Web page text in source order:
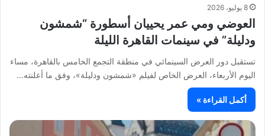
8 يوليو، 2026
العوضي ومي عمر يحييان أسطورة “شمشون
ودليلة” في سينمات القاهرة الليلة
تستقبل دور العرض السينمائي في منطقة التجمع الخامس بالقاهرة، مساء
اليوم الأربعاء، العرض الخاص لفيلم «شمشون ودليلة»، وفق ما أعلنته…
أكمل القراءة »